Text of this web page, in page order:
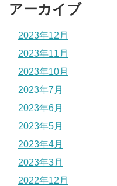
アーカイブ
2023年12月
2023年11月
2023年10月
2023年7月
2023年6月
2023年5月
2023年4月
2023年3月
2022年12月